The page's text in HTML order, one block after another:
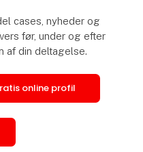
cases, nyheder og
før, under og efter
af din deltagelse.
online profil